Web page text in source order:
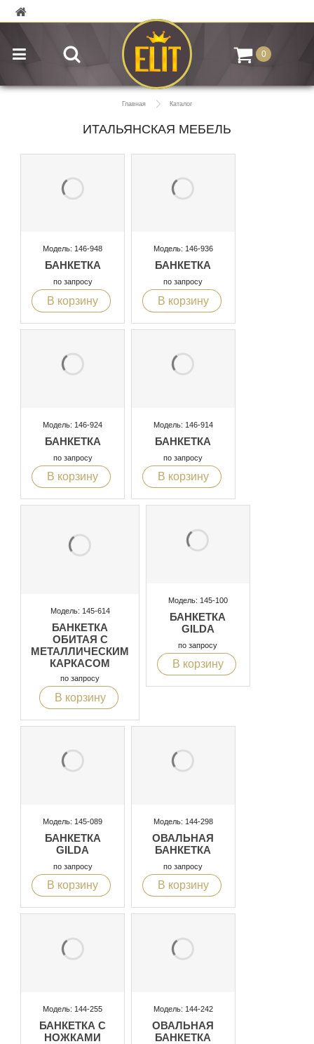
0
Главная Каталог
ИТАЛЬЯНСКАЯ МЕБЕЛЬ
Модель: 146-948
БАНКЕТКА
по запросу
В корзину
Модель: 146-936
БАНКЕТКА
по запросу
В корзину
Модель: 146-924
БАНКЕТКА
по запросу
В корзину
Модель: 146-914
БАНКЕТКА
по запросу
В корзину
Модель: 145-614
БАНКЕТКА
ОБИТАЯ С
МЕТАЛЛИЧЕСКИМ
КАРКАСОМ
по запросу
В корзину
Модель: 145-100
БАНКЕТКА
GILDA
по запросу
В корзину
Модель: 145-089
БАНКЕТКА
GILDA
по запросу
В корзину
Модель: 144-298
ОВАЛЬНАЯ
БАНКЕТКА
по запросу
В корзину
Модель: 144-255
БАНКЕТКА С
НОЖКАМИ
Модель: 144-242
ОВАЛЬНАЯ
БАНКЕТКА